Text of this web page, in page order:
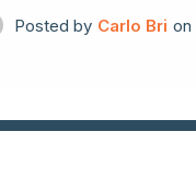
Posted by Carlo Bri on